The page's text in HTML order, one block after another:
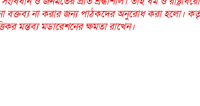
বক্তব্য না করার জন্য পাঠকদের অনুরোধ করা হলো।
মন্তব্য মডারেশনের ক্ষমতা রাখেন।